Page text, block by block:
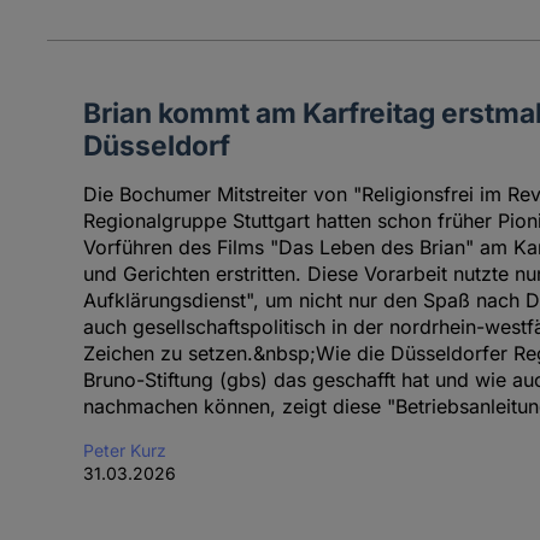
Brian kommt am Karfreitag
Düsseldorf
Die Bochumer Mitstreiter von "Religionsfrei im
Regionalgruppe Stuttgart hatten schon früher
Vorführen des Films "Das Leben des Brian" am
und Gerichten erstritten. Diese Vorarbeit nutzte
Aufklärungsdienst", um nicht nur den Spaß nach
auch gesellschaftspolitisch in der nordrhein-
Zeichen zu setzen.&nbsp;Wie die Düsseldorfer
Bruno-Stiftung (gbs) das geschafft hat und wie
nachmachen können, zeigt diese
Peter Kurz
31.03.2026